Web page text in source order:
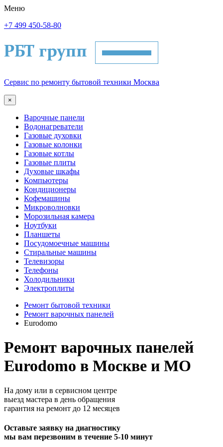
Меню
+7 499 450-58-80
Сервис по ремонту бытовой техники Москва
×
Варочные панели
Водонагреватели
Газовые духовки
Газовые колонки
Газовые котлы
Газовые плиты
Духовые шкафы
Компьютеры
Кондиционеры
Кофемашины
Микроволновки
Морозильная камера
Ноутбуки
Планшеты
Посудомоечные машины
Стиральные машины
Телевизоры
Телефоны
Холодильники
Электроплиты
Ремонт бытовой техники
Ремонт варочных панелей
Eurodomo
Ремонт варочных панелей
Eurodomo в Москве и МО
На дому или в сервисном центре
выезд мастера в день обращения
гарантия на ремонт до 12 месяцев
Оставьте заявку на диагностику
мы вам перезвоним в течение 5-10 минут